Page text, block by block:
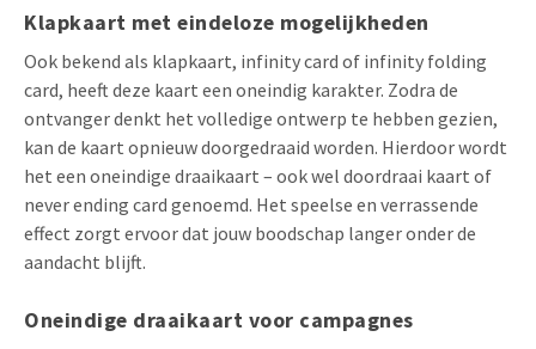
Klapkaart met eindeloze mogelijkheden
Ook bekend als klapkaart, infinity card of infinity folding
card, heeft deze kaart een oneindig karakter. Zodra de
ontvanger denkt het volledige ontwerp te hebben gezien,
kan de kaart opnieuw doorgedraaid worden. Hierdoor wordt
het een oneindige draaikaart – ook wel doordraai kaart of
never ending card genoemd. Het speelse en verrassende
effect zorgt ervoor dat jouw boodschap langer onder de
aandacht blijft.
Oneindige draaikaart voor campagnes